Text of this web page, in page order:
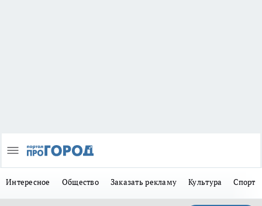
Интересное Общество Заказать рекламу Культура Спорт